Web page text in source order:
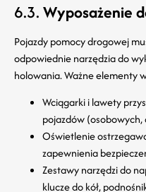
6.3.Wyposażenie
Pojazdy pomocy drogowej
odpowiednie narzędzia do
holowania. Ważne elementy
Wciągarki i lawety
pojazdów
Oświetlenie
zapewnienia
Zestawy narzędzi do
klucze do kół,